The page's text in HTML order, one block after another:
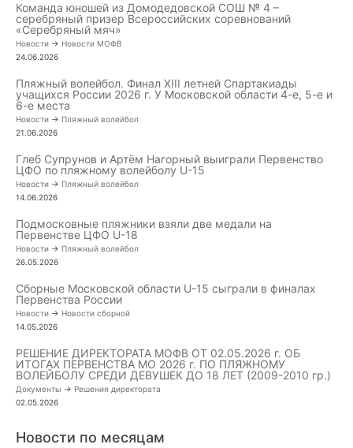
Команда юношей из Домодедовской СОШ № 4 –
серебряный призер Всероссийских соревнований
«Серебряный мяч»
Новости -> Новости МОФВ
24.06.2026
Пляжный волейбол. Финал XIII летней Спартакиады
учащихся России 2026 г. У Московской области 4-е, 5-е и
6-е места
Новости -> Пляжный волейбол
21.06.2026
Глеб Супрунов и Артём Нагорный выиграли Первенство
ЦФО по пляжному волейболу U-15
Новости -> Пляжный волейбол
14.06.2026
Подмосковные пляжники взяли две медали на
Первенстве ЦФО U-18
Новости -> Пляжный волейбол
26.05.2026
Сборные Московской области U-15 сыграли в финалах
Первенства России
Новости -> Новости сборной
14.05.2026
РЕШЕНИЕ ДИРЕКТОРАТА МОФВ ОТ 02.05.2026 г. ОБ
ИТОГАХ ПЕРВЕНСТВА МО 2026 г. ПО ПЛЯЖНОМУ
ВОЛЕЙБОЛУ СРЕДИ ДЕВУШЕК ДО 18 ЛЕТ (2009-2010 гр.)
Документы -> Решения директората
02.05.2026
Новости по месяцам